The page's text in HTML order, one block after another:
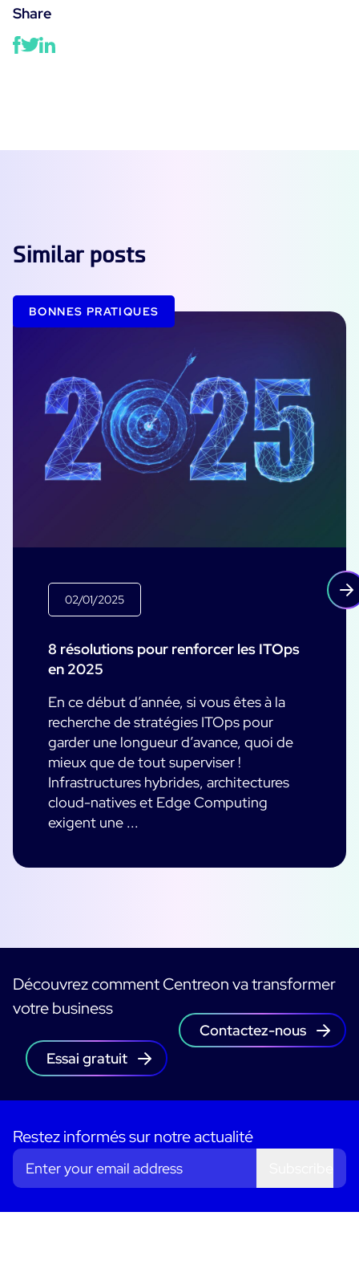
Share
Similar posts
BONNES PRATIQUES
02/01/2025
8 résolutions pour renforcer les ITOps
en 2025
En ce début d’année, si vous êtes à la
recherche de stratégies ITOps pour
garder une longueur d’avance, quoi de
mieux que de tout superviser !
Infrastructures hybrides, architectures
cloud-natives et Edge Computing
exigent une ...
Découvrez comment Centreon va transformer
votre business
Contactez-nous
Essai gratuit
Restez informés sur notre actualité